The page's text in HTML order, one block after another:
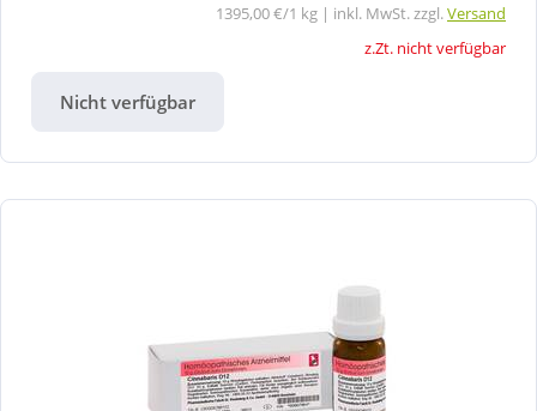
1395,00 €/1 kg | inkl. MwSt. zzgl.Versand
z.Zt. nicht verfügbar
Nicht verfügbar